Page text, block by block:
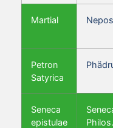
Martial Nepos
Petron
Satyrica
Seneca
epistulae
Philos.